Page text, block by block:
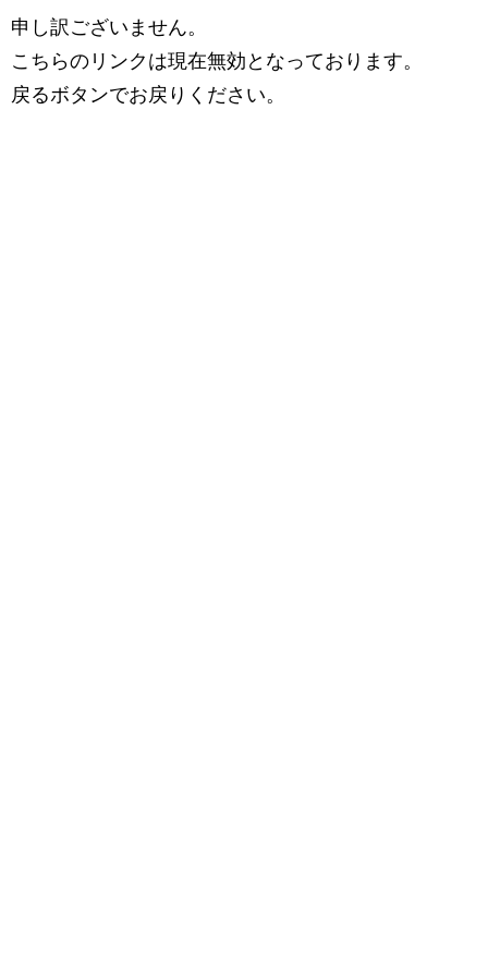
申し訳ございません。
こちらのリンクは現在無効となっております。
戻るボタンでお戻りください。